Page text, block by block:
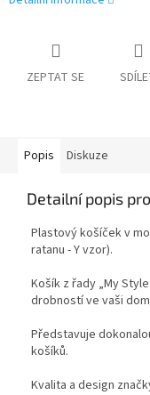
ZEPTAT SE
Popis Diskuze
Detailní popis
Plastový košíček v
ratanu - Y vzor).
Košík z řady „My
drobností ve vaši
Představuje
košíků.
Kvalita a design